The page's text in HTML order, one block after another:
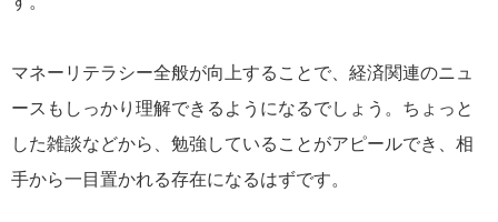
マネーリテラシー全般が向上することで、経済関連のニュ
ースもしっかり理解できるようになるでしょう。ちょっと
した雑談などから、勉強していることがアピールでき、相
手から一目置かれる存在になるはずです。